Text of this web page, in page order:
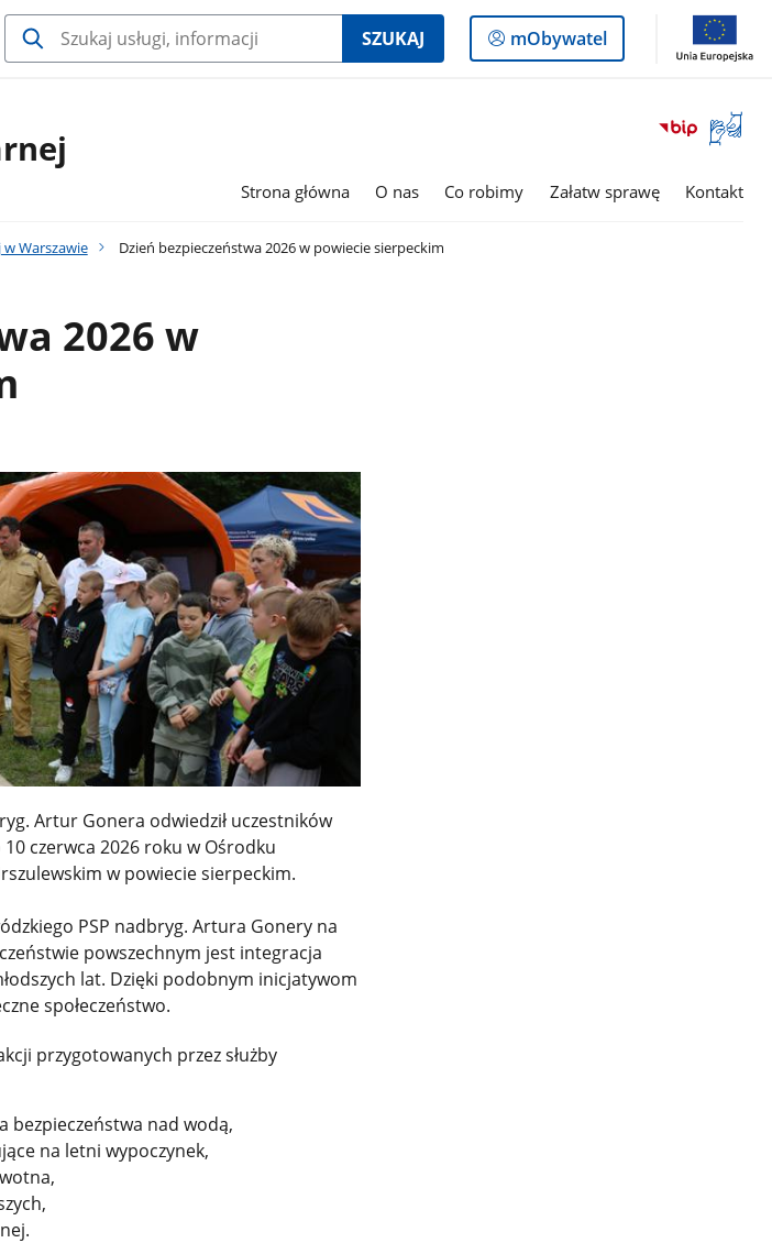
SZUKAJ
Logowanie
do
mObywatel
Otwórz
okno
Strona główna O nas Co robimy Załatw sprawę Kontakt
Warszawie Dzień bezpieczeństwa 2026 w powiecie sierpeckim
2026 w
Artur Gonera odwiedził uczestników
czerwca 2026 roku w Ośrodku
w powiecie sierpeckim.
PSP nadbryg. Artura Gonery na
powszechnym jest integracja
lat. Dzięki podobnym inicjatywom
społeczeństwo.
przygotowanych przez służby
bezpieczeństwa nad wodą,
na letni wypoczynek,